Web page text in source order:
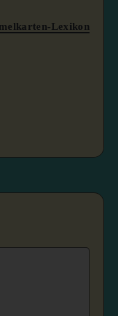
Lexikon